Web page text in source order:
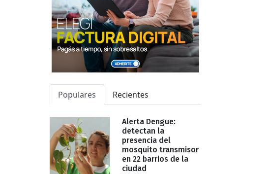
Populares Recientes
Alerta Dengue:
detectan la
presencia del
mosquito transmisor
en 22 barrios de la
ciudad